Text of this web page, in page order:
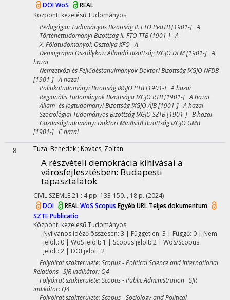
DOIWoS
REAL
Központi kezelésűTudományos
Pedagógiai Tudományos Bizottság II. FTO PedTB [1901-] A
Történettudományi Bizottság II. FTO TTB [1901-] A
X. Földtudományok Osztálya XFO A
Demográfiai Osztályközi Állandó Bizottság IXGJO DEM [1901-] A
hazai
Nemzetközi és Fejlődéstanulmányok Doktori Bizottság IXGJO NFDB
[1901-] A hazai
Politikatudományi Bizottság IXGJO PTB [1901-] A hazai
Regionális Tudományok Bizottsága IXGJO RTB [1901-] A hazai
Állam- és Jogtudományi Bizottság IXGJO ÁJB [1901-] A hazai
Szociológiai Tudományos Bizottság IXGJO SZTB [1901-] B hazai
Gazdaságtudományi Doktori Minősítő Bizottság IXGJO GMB
[1901-] C hazai
8 Tuza, Benedek ; Kovács, Zoltán
A részvételi demokrácia kihívásai a
városfejlesztésben: Budapesti
tapasztalatok
CIVIL SZEMLE21 : 4 pp. 133-150. , 18 p. (2024)
DOI
REALWoS Scopus Egyéb URL Teljes dokumentum
SZTE Publicatio
Központi kezelésűTudományos
Nyilvános idéző összesen: 3 | Független: 3 | Függő: 0 | Nem
jelölt: 0 | WoS jelölt: 1 | Scopus jelölt: 2 | WoS/Scopus
jelölt: 2 | DOI jelölt: 2
Folyóirat szakterülete: Scopus - Political Science and International
Relations SJR indikátor: Q4
Folyóirat szakterülete: Scopus - Public Administration SJR
indikátor: Q4
Folyóirat szakterülete: Scopus - Sociology and Political